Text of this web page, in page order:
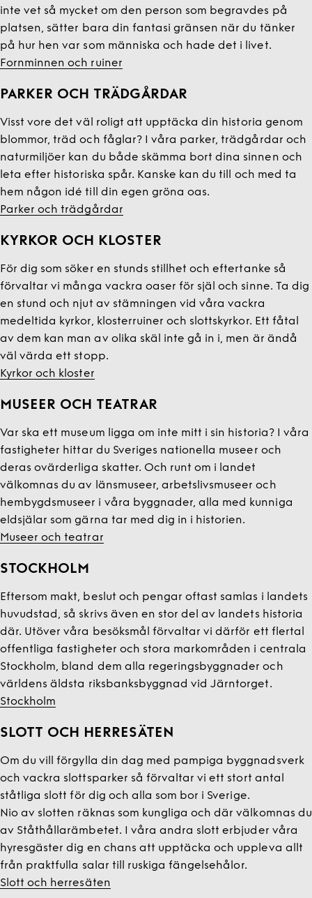
inte vet så mycket om den person som begravdes på
platsen, sätter bara din fantasi gränsen när du tänker
på hur hen var som människa och hade det i livet.
Fornminnen och ruiner
PARKER OCH TRÄDGÅRDAR
Visst vore det väl roligt att upptäcka din historia genom
blommor, träd och fåglar? I våra parker, trädgårdar och
naturmiljöer kan du både skämma bort dina sinnen och
leta efter historiska spår. Kanske kan du till och med ta
hem någon idé till din egen gröna oas.
Parker och trädgårdar
KYRKOR OCH KLOSTER
För dig som söker en stunds stillhet och eftertanke så
förvaltar vi många vackra oaser för själ och sinne. Ta dig
en stund och njut av stämningen vid våra vackra
medeltida kyrkor, klosterruiner och slottskyrkor. Ett fåtal
av dem kan man av olika skäl inte gå in i, men är ändå
väl värda ett stopp.
Kyrkor och kloster
MUSEER OCH TEATRAR
Var ska ett museum ligga om inte mitt i sin historia? I våra
fastigheter hittar du Sveriges nationella museer och
deras ovärderliga skatter. Och runt om i landet
välkomnas du av länsmuseer, arbetslivsmuseer och
hembygdsmuseer i våra byggnader, alla med kunniga
eldsjälar som gärna tar med dig in i historien.
Museer och teatrar
STOCKHOLM
Eftersom makt, beslut och pengar oftast samlas i landets
huvudstad, så skrivs även en stor del av landets historia
där. Utöver våra besöksmål förvaltar vi därför ett flertal
offentliga fastigheter och stora markområden i centrala
Stockholm, bland dem alla regeringsbyggnader och
världens äldsta riksbanksbyggnad vid Järntorget.
Stockholm
SLOTT OCH HERRESÄTEN
Om du vill förgylla din dag med pampiga byggnadsverk
och vackra slottsparker så förvaltar vi ett stort antal
ståtliga slott för dig och alla som bor i Sverige.
Nio av slotten räknas som kungliga och där välkomnas du
av Ståthållarämbetet. I våra andra slott erbjuder våra
hyresgäster dig en chans att upptäcka och uppleva allt
från praktfulla salar till ruskiga fängelsehålor.
Slott och herresäten